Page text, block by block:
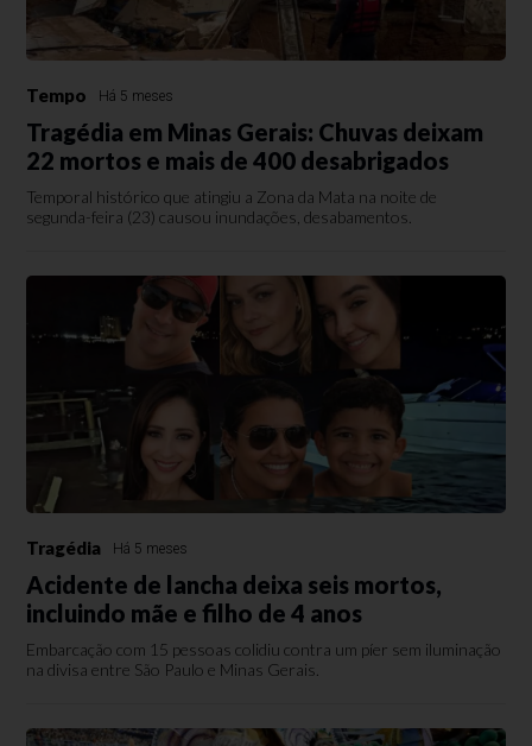
Tempo Há 5 meses
Tragédia em Minas Gerais: Chuvas deixam
22 mortos e mais de 400 desabrigados
Temporal histórico que atingiu a Zona da Mata na noite de
segunda-feira (23) causou inundações, desabamentos.
Tragédia Há 5 meses
Acidente de lancha deixa seis mortos,
incluindo mãe e filho de 4 anos
Embarcação com 15 pessoas colidiu contra um píer sem iluminação
na divisa entre São Paulo e Minas Gerais.